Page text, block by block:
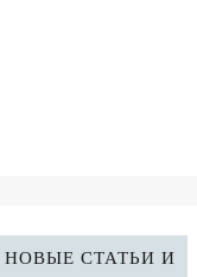
СТАТЬИ И